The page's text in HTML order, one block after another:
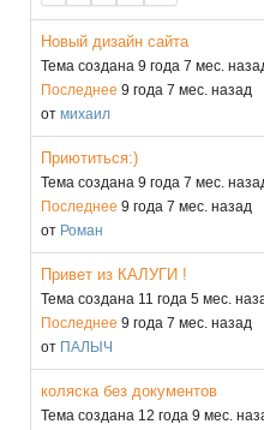
Новый дизайн сайта
Тема создана 9 года 7 мес.
Последнее 9 года 7 мес. назад
от михаил
Приютиться:)
Тема создана 9 года 7 мес.
Последнее 9 года 7 мес. назад
от Роман
Привет из КАЛУГИ !
Тема создана 11 года 5 мес.
Последнее 9 года 7 мес. назад
от ПАЛЫЧ
коляска без документов
Тема создана 12 года 9 мес.